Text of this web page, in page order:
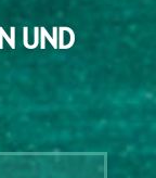
UND